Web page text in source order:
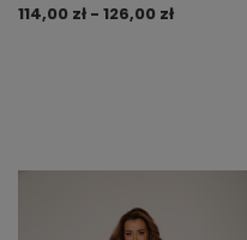
114,00 zł - 126,00 zł